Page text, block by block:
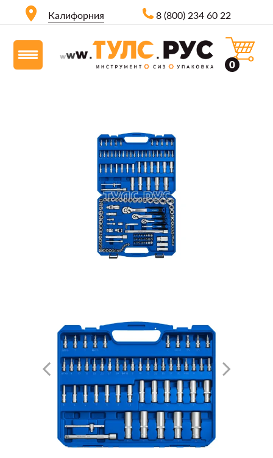
Калифорния 8 (800) 234 60 22
0